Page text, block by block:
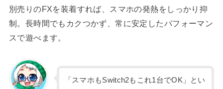
別売りのFXを装着すれば、スマホの発熱をしっかり抑
制。長時間でもカクつかず、常に安定したパフォーマン
スで遊べます。
「スマホもSwitch2もこれ1台でOK」とい